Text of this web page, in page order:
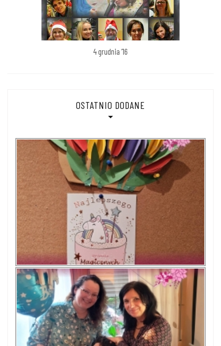
4 grudnia ’16
OSTATNIO DODANE